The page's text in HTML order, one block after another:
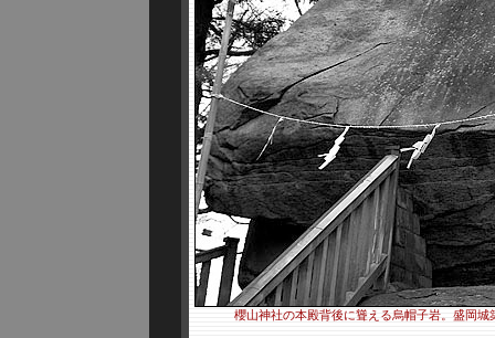
櫻山神社の本殿背後に聳える烏帽子岩。盛岡